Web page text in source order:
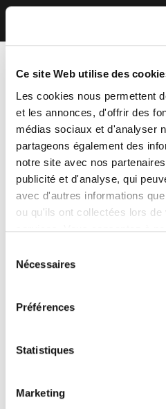
Ce site Web utilise des
Les cookies nous permettent
et les annonces, d'offrir des
médias sociaux et d'analyser
partageons également des
notre site avec nos
publicité et d'analyse, qui
avec d'autres informations
ou qu'ils ont collectées lors
Nécessaires
Préférences
Statistiques
Marketing